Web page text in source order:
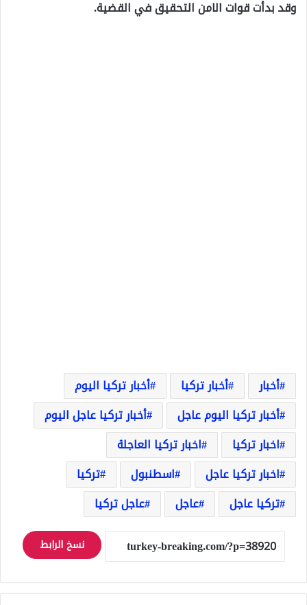
وقد بدأت قوات الامن التحقيق في القضية.
أخبار أخبار تركيا
أخبار تركيا اليوم
أخبار تركيا اليوم عاجل
أخبار تركيا عاجل اليوم
اخبار تركيا
اخبار تركيا العاجلة
اخبار تركيا عاجل
اسطنبول
تركيا
تركيا عاجل
عاجل عاجل تركيا
نسخ الرابط